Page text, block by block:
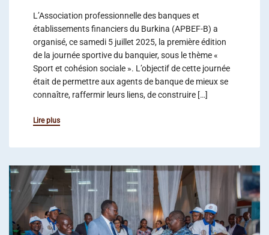
L’Association professionnelle des banques et
établissements financiers du Burkina (APBEF-B) a
organisé, ce samedi 5 juillet 2025, la première édition
de la journée sportive du banquier, sous le thème «
Sport et cohésion sociale ». L’objectif de cette journée
était de permettre aux agents de banque de mieux se
connaître, raffermir leurs liens, de construire […]
Lire plus